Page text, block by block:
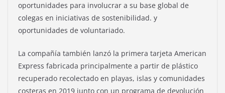
oportunidades para involucrar a su base global de
colegas en iniciativas de sostenibilidad. y
oportunidades de voluntariado.
La compañía también lanzó la primera tarjeta American
Express fabricada principalmente a partir de plástico
recuperado recolectado en playas, islas y comunidades
costeras en 2019 junto con un programa de devolución